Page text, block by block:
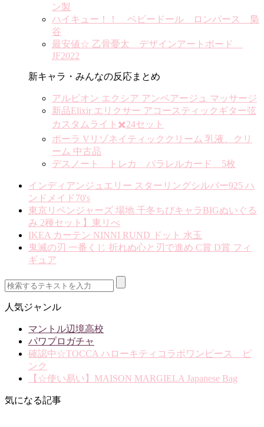
ン製
ハイキュー！！ ベビードール ロンパース 梟
谷
最安値☆ 乙骨憂太 デザインアートボード
JF2022
新キャラ・みんなの反応まとめ
アルビオン エクシア アンベアージュ マッサージ
新品Elixir エリクサー アコースティックギター弦
カスタムライト✖️24セット
ポーラ Vリゾネイティッククリーム 乳液、クリ
ーム 中古品
デスノート トレカ パラレルカード 5枚
インディアンジュエリー スターリングシルバー925 ハ
ンドメイド70's
東京リベンジャーズ 場地 千冬ちびキャラBIGぬいぐる
み 2種セット】東リべ
IKEA カーテン NINNI RUND ドット 水玉
鬼滅の刃 一番くじ 折れぬ心と刃で進め C賞 D賞 フィ
ギュア
人気ジャンル
マントル辺境高校
パワプロガチャ
確認中☆TOCCA ハローキティコラボワンピース ピ
ンク
【☆使い易い】MAISON MARGIELA Japanese Bag
気になる記事